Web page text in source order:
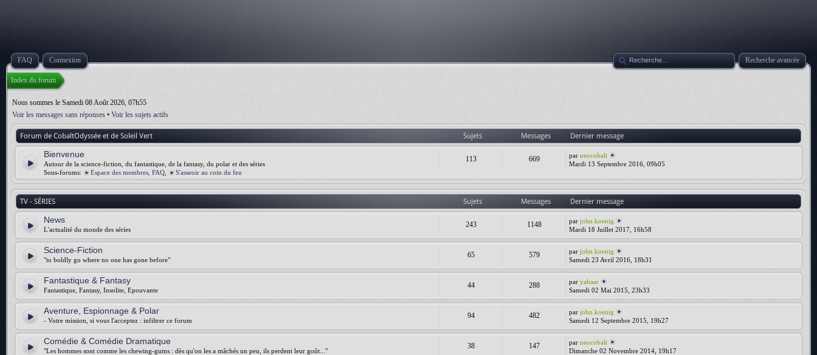
FAQ Connexion Recherche avancée
Index du forum
Nous sommes le Samedi 08 Août 2026, 07h55
Voir les messages sans réponses • Voir les sujets actifs
Forum de CobaltOdyssée et de Soleil Vert Sujets Messages Dernier message
Bienvenue
Autour de la science-fiction, du fantastique, de la fantasy, du polar et des séries
Sous-forums:
Espace des membres, FAQ S'asseoir au coin du feu
113 669 parneocobalt
Mardi 13 Septembre 2016, 09h05
TV - SÉRIES Sujets Messages Dernier message
News
L'actualité du monde des séries
243 1148 parjohn.koenig
Mardi 18 Juillet 2017, 16h58
Science-Fiction
"to boldly go where no one has gone before"
65 579 parjohn.koenig
Samedi 23 Avril 2016, 18h31
Fantastique & Fantasy
Fantastique, Fantasy, Insolite, Epouvante
44 288 paryabaar
Samedi 02 Mai 2015, 23h33
Aventure, Espionnage & Polar
- Votre mission, si vous l'acceptez : infiltrer ce forum
94 482 parjohn.koenig
Samedi 12 Septembre 2015, 19h27
Comédie & Comédie Dramatique
"Les hommes sont comme les chewing-gums : dès qu'on les a mâchés un peu, ils perdent leur goût..."
38 147 parneocobalt
Dimanche 02 Novembre 2014, 19h17